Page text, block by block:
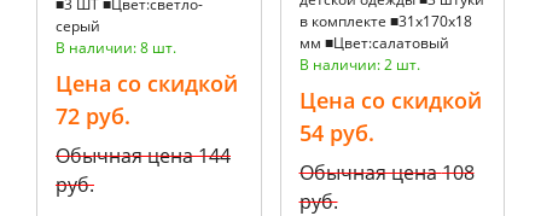
■3 ШТ ■Цвет:светло-
серый
В наличии: 8 шт.
Цена со скидкой
72 руб.
Обычная цена144
руб.
в комплекте ■31x170x18
мм ■Цвет:салатовый
В наличии: 2 шт.
Цена со скидкой
54 руб.
Обычная цена108
руб.